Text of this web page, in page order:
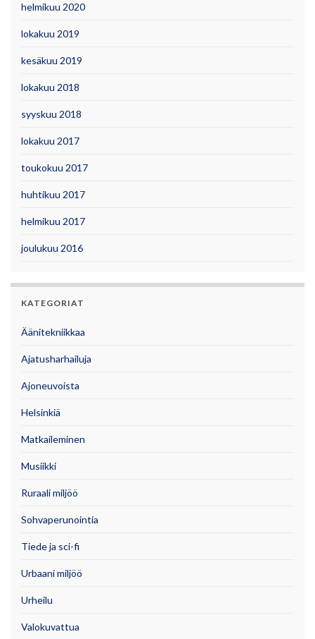
helmikuu 2020
lokakuu 2019
kesäkuu 2019
lokakuu 2018
syyskuu 2018
lokakuu 2017
toukokuu 2017
huhtikuu 2017
helmikuu 2017
joulukuu 2016
KATEGORIAT
Äänitekniikkaa
Ajatusharhailuja
Ajoneuvoista
Helsinkiä
Matkaileminen
Musiikki
Ruraali miljöö
Sohvaperunointia
Tiede ja sci-fi
Urbaani miljöö
Urheilu
Valokuvattua